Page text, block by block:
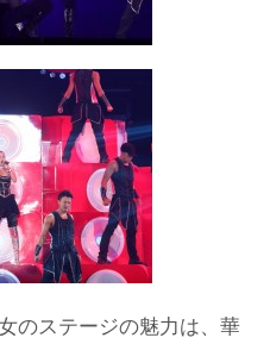
のステージの魅力は、華